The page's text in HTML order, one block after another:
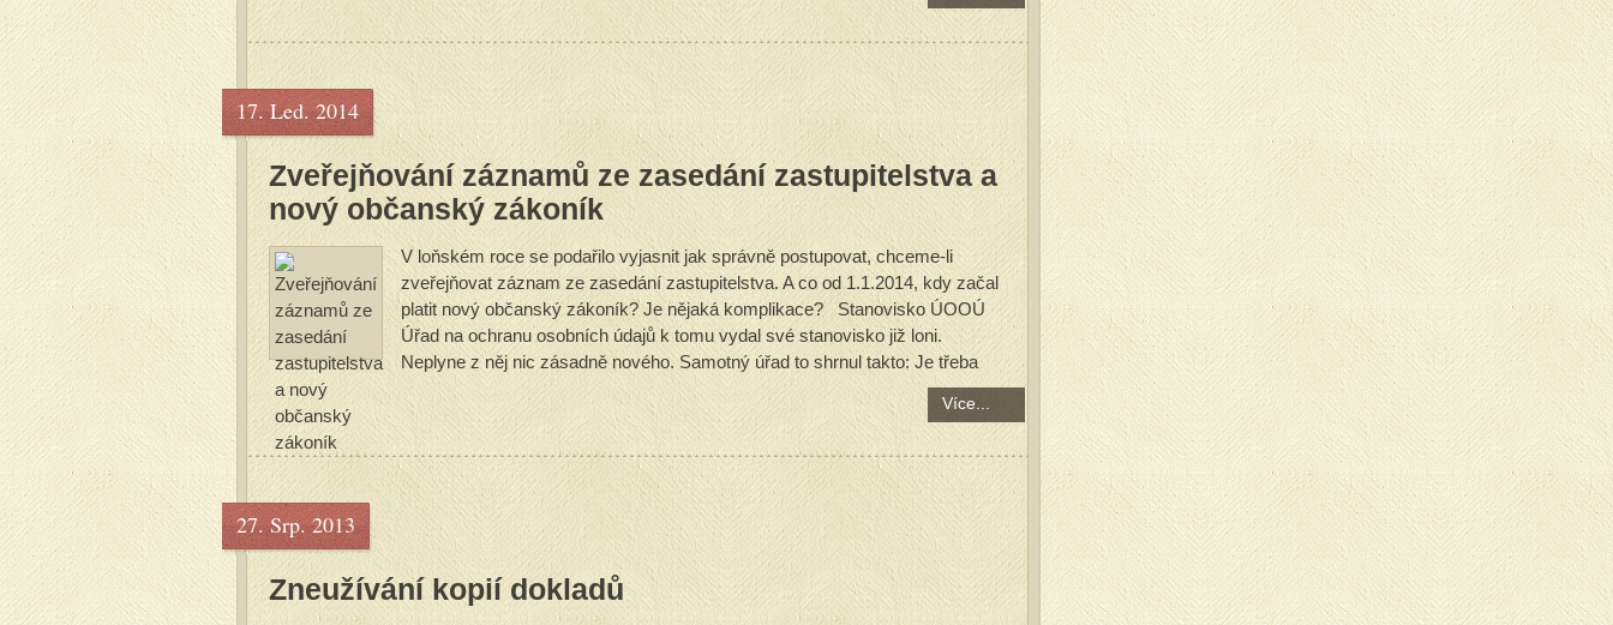
17. Led. 2014
Zveřejňování záznamů ze zasedání zastupitelstva a
nový občanský zákoník
V loňském roce se podařilo vyjasnit jak správně postupovat, chceme-li
zveřejňovat záznam ze zasedání zastupitelstva. A co od 1.1.2014, kdy začal
platit nový občanský zákoník? Je nějaká komplikace? Stanovisko ÚOOÚ
Úřad na ochranu osobních údajů k tomu vydal své stanovisko již loni.
Neplyne z něj nic zásadně nového. Samotný úřad to shrnul takto: Je třeba
vždy...
Více...
27. Srp. 2013
Zneužívání kopií dokladů